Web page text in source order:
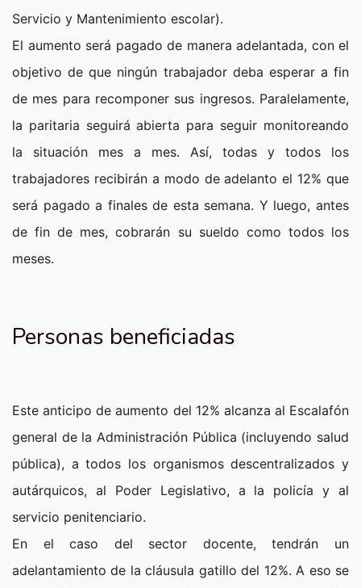
Servicio y Mantenimiento escolar).
El aumento será pagado de manera adelantada, con el
objetivo de que ningún trabajador deba esperar a fin
de mes para recomponer sus ingresos. Paralelamente,
la paritaria seguirá abierta para seguir monitoreando
la situación mes a mes. Así, todas y todos los
trabajadores recibirán a modo de adelanto el 12% que
será pagado a finales de esta semana. Y luego, antes
de fin de mes, cobrarán su sueldo como todos los
meses.
Personas beneficiadas
Este anticipo de aumento del 12% alcanza al Escalafón
general de la Administración Pública (incluyendo salud
pública), a todos los organismos descentralizados y
autárquicos, al Poder Legislativo, a la policía y al
servicio penitenciario.
En el caso del sector docente, tendrán un
adelantamiento de la cláusula gatillo del 12%. A eso se